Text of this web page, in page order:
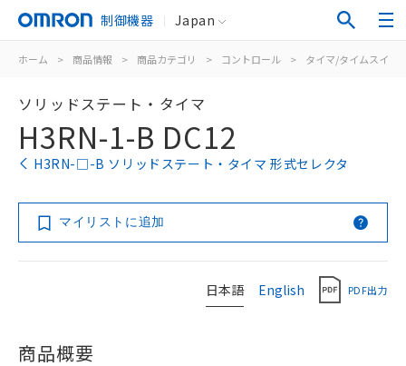
制御機器 Japan
ホーム > 商品情報 > 商品カテゴリ > コントロール > タイマ/タイムスイッ
ソリッドステート・タイマ
H3RN-1-B DC12
H3RN-□-B ソリッドステート・タイマ 形式セレクタ
マイリストに追加
日本語 English PDF出力
商品概要